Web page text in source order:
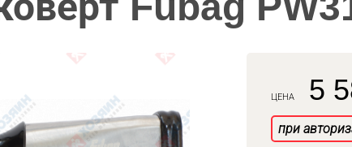
ЦЕНА 5
при